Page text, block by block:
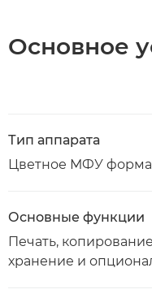
Основное
Тип аппарата
Цветное МФУ
Основные функции
Печать,
хранение и